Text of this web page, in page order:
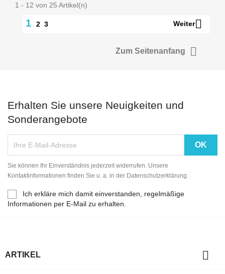
1 - 12 von 25 Artikel(n)
1 2 3 Weiter
Zum Seitenanfang 
Erhalten Sie unsere Neuigkeiten und
Sonderangebote
Sie können Ihr Einverständnis jederzeit widerrufen. Unsere
Kontaktinformationen finden Sie u. a. in der Datenschutzerklärung.
Ich erkläre mich damit einverstanden, regelmäßige
Informationen per E-Mail zu erhalten.
ARTIKEL
